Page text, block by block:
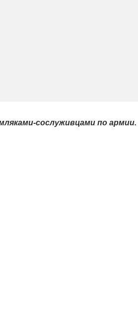
сослуживцами по армии.